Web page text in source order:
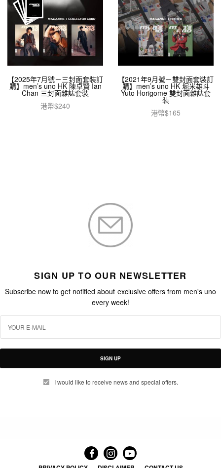
【2025年7月號－三封面套裝訂
購】men’s uno HK 陳卓賢 Ian
Chan 三封面雜誌套裝
港幣$240
【2021年9月號－雙封面套裝訂
購】men’s uno HK 堀米雄斗
Yuto Horigome 雙封面雜誌套
裝
港幣$165
SIGN UP TO OUR NEWSLETTER
Subscribe now to get notified about exclusive offers from men's uno
every week!
SIGN UP
I would like to receive news and special offers.